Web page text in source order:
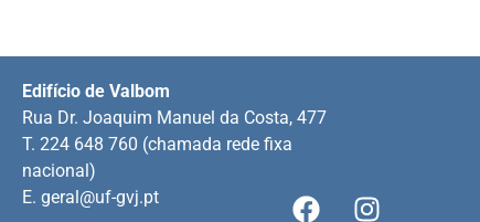
Edifício de Valbom
Rua Dr. Joaquim Manuel da Costa, 477
T. 224 648 760 (chamada rede fixa
nacional)
E.geral@uf-gvj.pt